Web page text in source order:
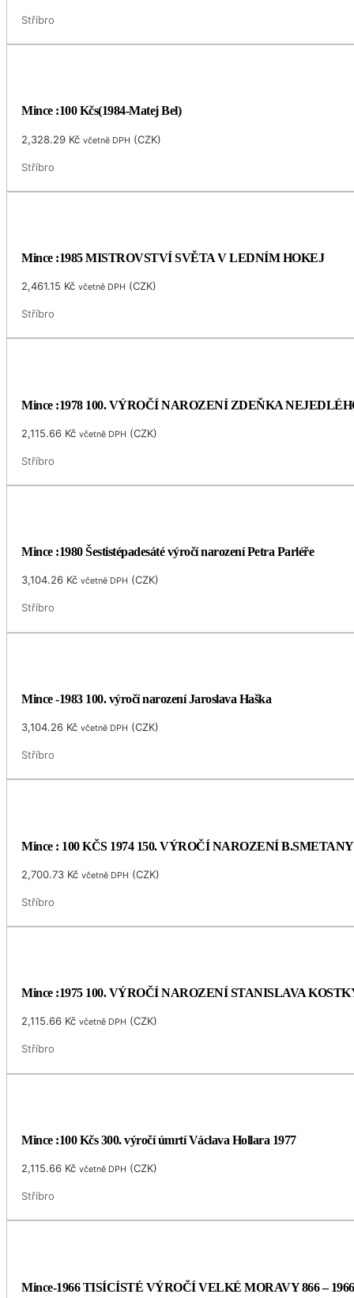
Stříbro
Mince :100 Kčs(1984-Matej Bel)
2,328.29 Kč včetně DPH (CZK)
Stříbro
Mince :1985 MISTROVSTVÍ SVĚTA V LEDNÍM HOKEJ
2,461.15 Kč včetně DPH (CZK)
Stříbro
Mince :1978 100. VÝROČÍ NAROZENÍ ZDEŇKA
2,115.66 Kč včetně DPH (CZK)
Stříbro
Mince :1980 Šestistépadesáté výročí narození Petra Parléře
3,104.26 Kč včetně DPH (CZK)
Stříbro
Mince -1983 100. výročí narození Jaroslava Haška
3,104.26 Kč včetně DPH (CZK)
Stříbro
Mince : 100 KČS 1974 150. VÝROČÍ NAROZENÍ B.SMETANY
2,700.73 Kč včetně DPH (CZK)
Stříbro
Mince :1975 100. VÝROČÍ NAROZENÍ STANISLAVA
2,115.66 Kč včetně DPH (CZK)
Stříbro
Mince :100 Kčs 300. výročí úmrtí Václava Hollara 1977
2,115.66 Kč včetně DPH (CZK)
Stříbro
Mince-1966 TISÍCÍSTÉ VÝROČÍ VELKÉ MORAVY 866 – 1966